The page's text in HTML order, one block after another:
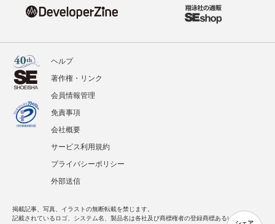
ヘルプ
著作権・リンク
会員情報管理
免責事項
会社概要
サービス利用規約
プライバシーポリシー
外部送信
掲載記事、写真、イラストの無断転載を禁じます。
記載されているロゴ、システム名、製品名は各社及び商標権者の登録商標あるいは商標で